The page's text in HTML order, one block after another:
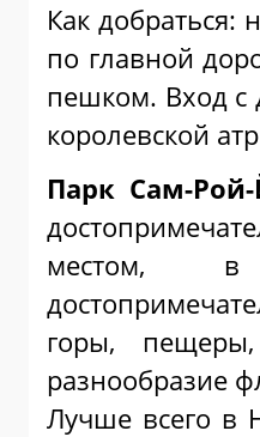
Как добраться:
по главной
пешком. Вход с
королевской
Парк Сам-Рой-
местом, в
горы,
разнообразие
Лучше всего в